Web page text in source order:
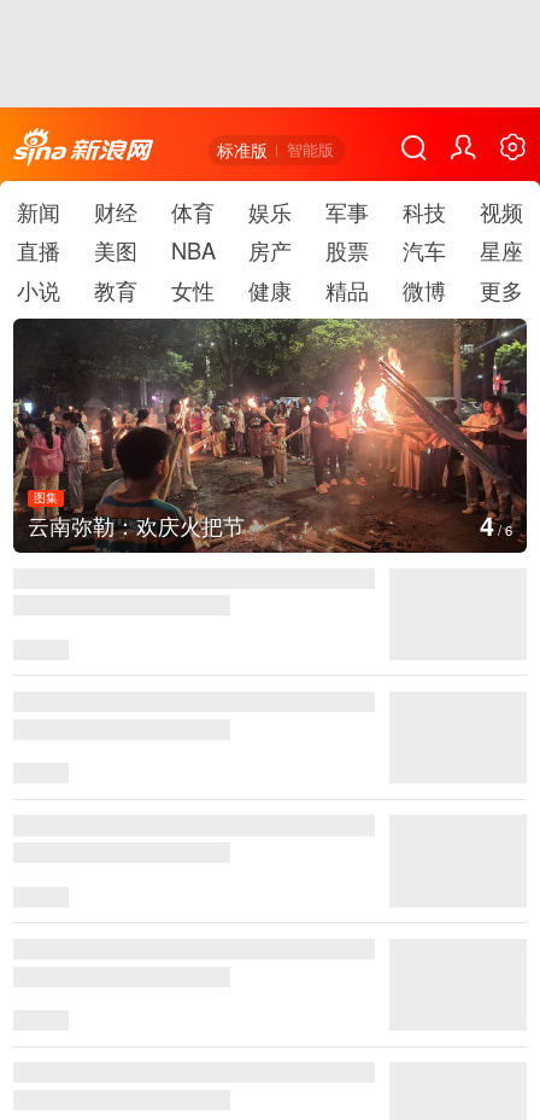
标准版 智能版
新闻 财经 体育 娱乐 军事 科技
视频
直播
美图 NBA 房产 股票 汽车
星座
小说
教育 女性 健康 精品 微博 更多
图集
江西铅山：千灯点亮葛仙村 5/6